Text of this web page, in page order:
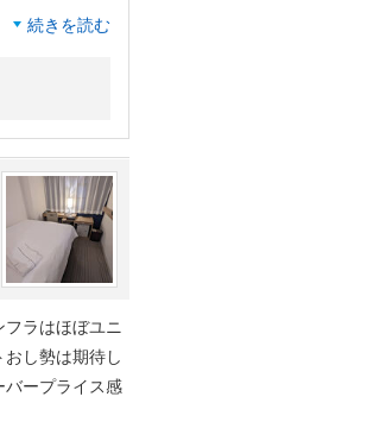
続きを読む
ラはほぼユニ
し勢は期待し
ープライス感